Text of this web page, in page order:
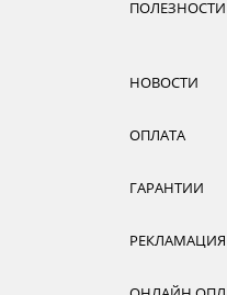
ПОЛЕЗНОСТИ
НОВОСТИ
ОПЛАТА
ГАРАНТИИ
РЕКЛАМАЦИЯ